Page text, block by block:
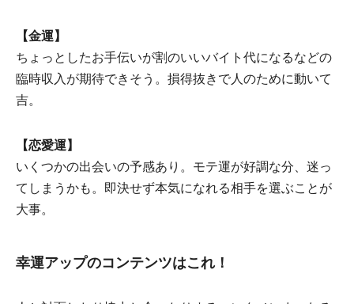
【金運】
ちょっとしたお手伝いが割のいいバイト代になるなどの
臨時収入が期待できそう。損得抜きで人のために動いて
吉。
【恋愛運】
いくつかの出会いの予感あり。モテ運が好調な分、迷っ
てしまうかも。即決せず本気になれる相手を選ぶことが
大事。
幸運アップのコンテンツはこれ！